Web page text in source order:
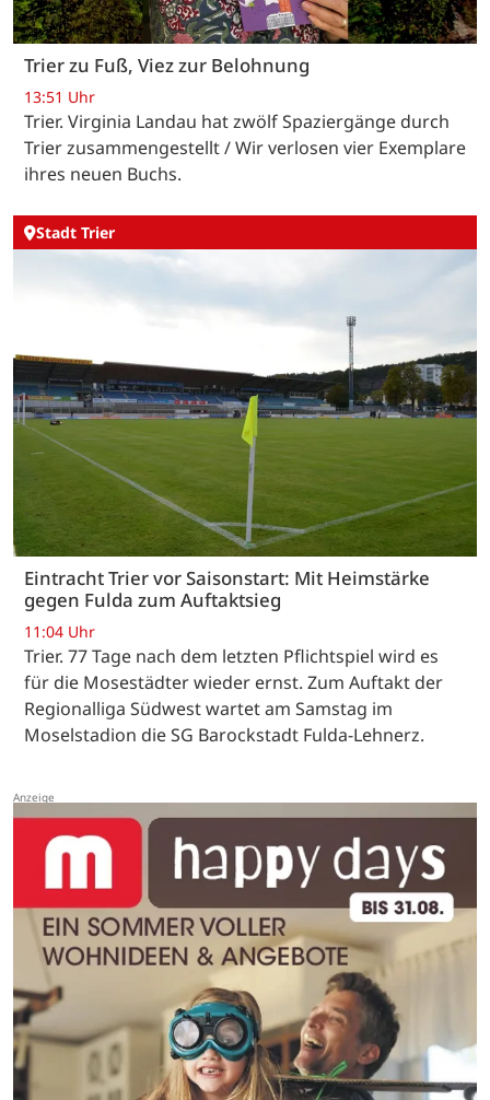
Trier zu Fuß, Viez zur Belohnung
13:51 Uhr
Trier. Virginia Landau hat zwölf Spaziergänge durch
Trier zusammengestellt / Wir verlosen vier Exemplare
ihres neuen Buchs.
Stadt Trier
Eintracht Trier vor Saisonstart: Mit Heimstärke
gegen Fulda zum Auftaktsieg
11:04 Uhr
Trier. 77 Tage nach dem letzten Pflichtspiel wird es
für die Mosestädter wieder ernst. Zum Auftakt der
Regionalliga Südwest wartet am Samstag im
Moselstadion die SG Barockstadt Fulda-Lehnerz.